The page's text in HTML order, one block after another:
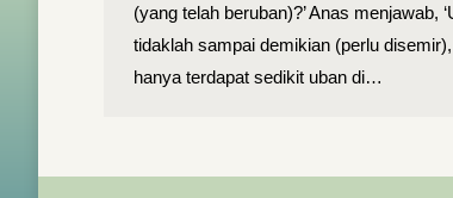
(yang telah beruban)?’ Anas menjawab,
tidaklah sampai demikian (perlu
hanya terdapat sedikit uban di…